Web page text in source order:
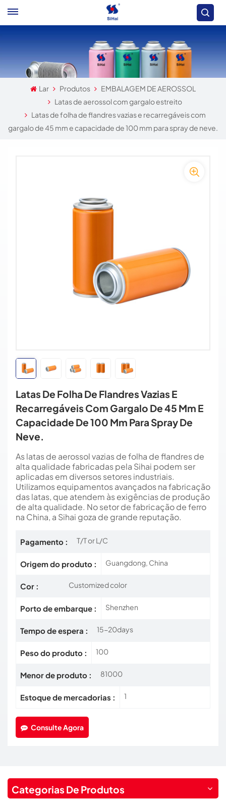
Lar Produtos
EMBALAGEM DE AEROSSOL
Latas de aerossol com gargalo estreito
Latas de folha de flandres vazias e recarregáveis ​​com
gargalo de 45 mm e capacidade de 100 mm para spray de neve.
Latas De Folha De Flandres Vazias E
Recarregáveis ​​com Gargalo De 45 Mm E
Capacidade De 100 Mm Para Spray De
Neve.
As latas de aerossol vazias de folha de flandres de
alta qualidade fabricadas pela Sihai podem ser
aplicadas em diversos setores industriais.
Utilizamos equipamentos avançados na fabricação
das latas, que atendem às exigências de produção
de alta qualidade. No setor de fabricação de ferro
na China, a Sihai goza de grande reputação.
Pagamento : T/T or L/C
Origem do produto : Guangdong, China
Cor : Customized color
Porto de embarque : Shenzhen
Tempo de espera : 15-20days
Peso do produto : 100
Menor de produto : 81000
Estoque de mercadorias : 1
Consulte Agora
Categorias De Produtos